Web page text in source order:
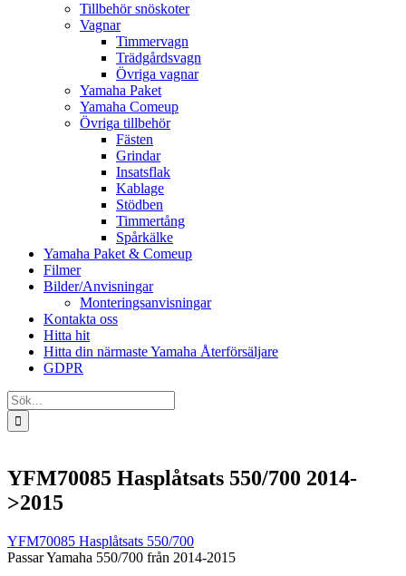
Tillbehör snöskoter
Vagnar
Timmervagn
Trädgårdsvagn
Övriga vagnar
Yamaha Paket
Yamaha Comeup
Övriga tillbehör
Fästen
Grindar
Insatsflak
Kablage
Stödben
Timmertång
Spårkälke
Yamaha Paket & Comeup
Filmer
Bilder/Anvisningar
Monteringsanvisningar
Kontakta oss
Hitta hit
Hitta din närmaste Yamaha Återförsäljare
GDPR
Sök
efter:
YFM70085 Hasplåtsats 550/700 2014-
>2015
YFM70085 Hasplåtsats 550/700
Passar Yamaha 550/700 från 2014-2015